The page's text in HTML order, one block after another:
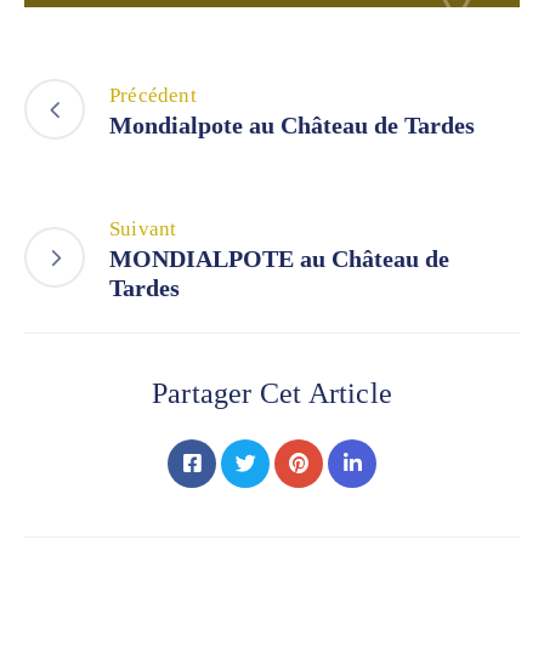
Précédent
Mondialpote au Château de Tardes
Suivant
MONDIALPOTE au Château de
Tardes
Partager Cet Article